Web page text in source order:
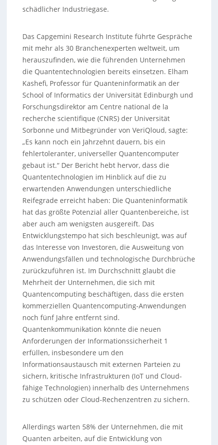
schädlicher Industriegase.
Das Capgemini Research Institute führte Gespräche
mit mehr als 30 Branchenexperten weltweit, um
herauszufinden, wie die führenden Unternehmen
die Quantentechnologien bereits einsetzen. Elham
Kashefi, Professor für Quanteninformatik an der
School of Informatics der Universität Edinburgh und
Forschungsdirektor am Centre national de la
recherche scientifique (CNRS) der Universität
Sorbonne und Mitbegründer von VeriQloud, sagte:
„Es kann noch ein Jahrzehnt dauern, bis ein
fehlertoleranter, universeller Quantencomputer
gebaut ist.“ Der Bericht hebt hervor, dass die
Quantentechnologien im Hinblick auf die zu
erwartenden Anwendungen unterschiedliche
Reifegrade erreicht haben: Die Quanteninformatik
hat das größte Potenzial aller Quantenbereiche, ist
aber auch am wenigsten ausgereift. Das
Entwicklungstempo hat sich beschleunigt, was auf
das Interesse von Investoren, die Ausweitung von
Anwendungsfällen und technologische Durchbrüche
zurückzuführen ist. Im Durchschnitt glaubt die
Mehrheit der Unternehmen, die sich mit
Quantencomputing beschäftigen, dass die ersten
kommerziellen Quantencomputing-Anwendungen
noch fünf Jahre entfernt sind.
Quantenkommunikation könnte die neuen
Anforderungen der Informationssicherheit 1
erfüllen, insbesondere um den
Informationsaustausch mit externen Parteien zu
sichern, kritische Infrastrukturen (IoT und Cloud-
fähige Technologien) innerhalb des Unternehmens
zu schützen oder Cloud-Rechenzentren zu sichern.
Allerdings warten 58% der Unternehmen, die mit
Quanten arbeiten, auf die Entwicklung von